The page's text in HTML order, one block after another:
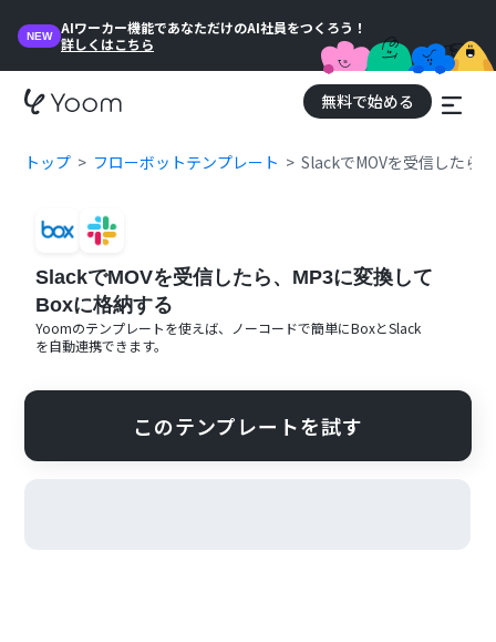
NEW
AIワーカー機能であなただけのAI社員をつくろう！
詳しくはこちら
無料で始める
トップ フローボットテンプレート SlackでMOVを受信したら
SlackでMOVを受信したら、MP3に変換して
Boxに格納する
Yoomのテンプレートを使えば、ノーコードで簡単にBoxとSlack
を自動連携できます。
このテンプレートを試す